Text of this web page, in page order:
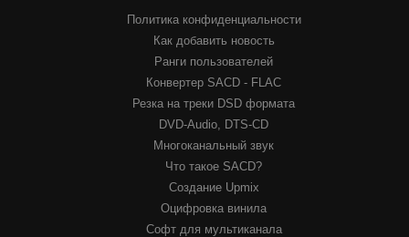
Политика конфиденциальности
Как добавить новость
Ранги пользователей
Конвертер SACD - FLAC
Резка на треки DSD формата
DVD-Audio, DTS-CD
Многоканальный звук
Что такое SACD?
Создание Upmix
Оцифровка винила
Софт для мультиканала